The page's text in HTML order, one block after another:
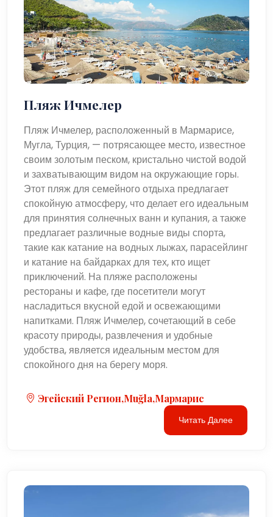
Пляж Ичмелер
Пляж Ичмелер, расположенный в Мармарисе,
Мугла, Турция, — потрясающее место, известное
своим золотым песком, кристально чистой водой
и захватывающим видом на окружающие горы.
Этот пляж для семейного отдыха предлагает
спокойную атмосферу, что делает его идеальным
для принятия солнечных ванн и купания, а также
предлагает различные водные виды спорта,
такие как катание на водных лыжах, парасейлинг
и катание на байдарках для тех, кто ищет
приключений. На пляже расположены
рестораны и кафе, где посетители могут
насладиться вкусной едой и освежающими
напитками. Пляж Ичмелер, сочетающий в себе
красоту природы, развлечения и удобные
удобства, является идеальным местом для
спокойного дня на берегу моря.
Эгейский Регион,Muğla,Мармарис
Читать Далее